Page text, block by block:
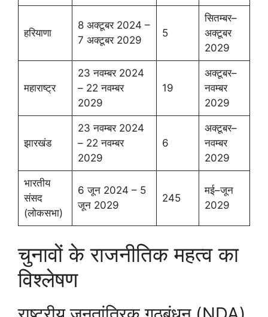
हरियाणा
8 अक्टूबर 2024 –
7 अक्टूबर 2029
5
सितम्बर–
अक्टूबर
2029
महाराष्ट्र
23 नवम्बर 2024
– 22 नवम्बर
2029
19
अक्टूबर–
नवम्बर
2029
झारखंड
23 नवम्बर 2024
– 22 नवम्बर
2029
6
अक्टूबर–
नवम्बर
2029
भारतीय
संसद
(लोकसभा)
6 जून 2024 – 5
जून 2029
245
मई–जून
2029
चुनावों के राजनीतिक महत्व का
विश्लेषण